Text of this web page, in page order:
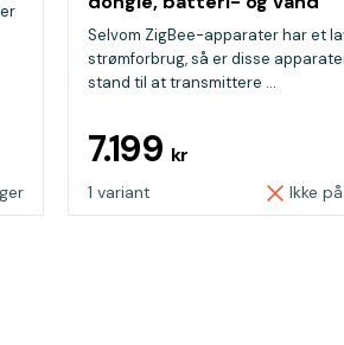
sensor
Selvom ZigBee-apparater har et
strømforbrug, så er disse
stand til at transmittere ...
7.199 kr
1 variant Ikke